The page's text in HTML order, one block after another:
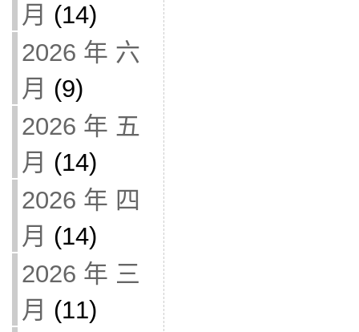
月 (14)
2026 年 六
月 (9)
2026 年 五
月 (14)
2026 年 四
月 (14)
2026 年 三
月 (11)